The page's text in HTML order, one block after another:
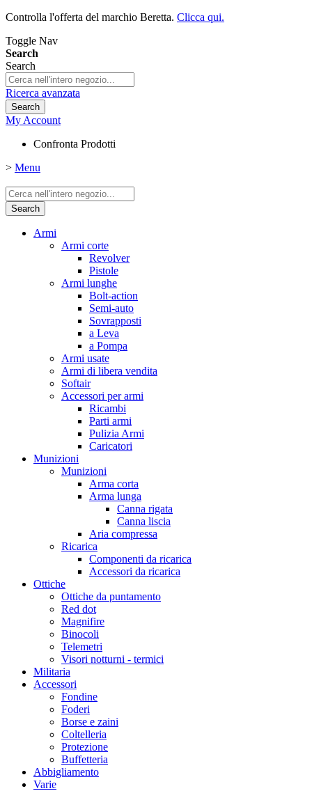
Controlla l'offerta del marchio Beretta. Clicca qui.
Toggle Nav
Search
Search
Ricerca avanzata
Search
My Account
Confronta Prodotti
> Menu
Search
Armi
Armi corte
Revolver
Pistole
Armi lunghe
Bolt-action
Semi-auto
Sovrapposti
a Leva
a Pompa
Armi usate
Armi di libera vendita
Softair
Accessori per armi
Ricambi
Parti armi
Pulizia Armi
Caricatori
Munizioni
Munizioni
Arma corta
Arma lunga
Canna rigata
Canna liscia
Aria compressa
Ricarica
Componenti da ricarica
Accessori da ricarica
Ottiche
Ottiche da puntamento
Red dot
Magnifire
Binocoli
Telemetri
Visori notturni - termici
Militaria
Accessori
Fondine
Foderi
Borse e zaini
Coltelleria
Protezione
Buffetteria
Abbigliamento
Varie